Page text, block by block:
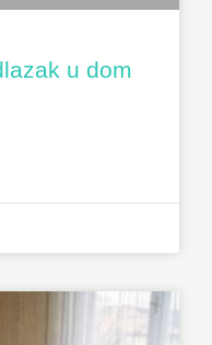
u dom